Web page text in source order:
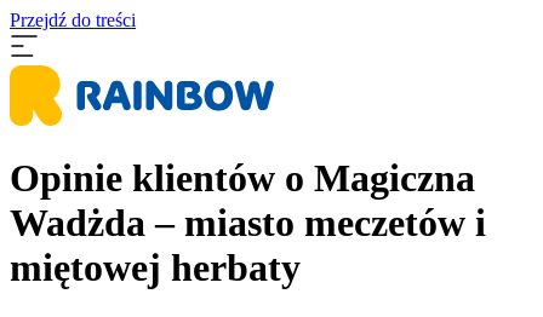
Przejdź do treści
Opinie klientów o Magiczna
Wadżda – miasto meczetów i
miętowej herbaty